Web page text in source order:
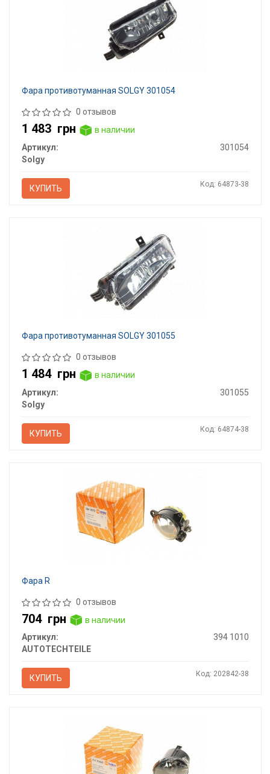
Фара противотуманная SOLGY 301054
0 отзывов
1 483 грн
в наличии
Артикул:
301054
Solgy
КУПИТЬ Код: 64873-38
Фара противотуманная SOLGY 301055
0 отзывов
1 484 грн
в наличии
Артикул:
301055
Solgy
КУПИТЬ Код: 64874-38
Фара R
0 отзывов
704 грн
в наличии
Артикул:
394 1010
AUTOTECHTEILE
КУПИТЬ Код: 202842-38